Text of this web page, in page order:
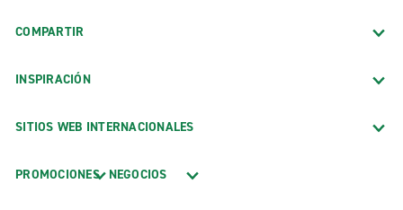
COMPARTIR
INSPIRACIÓN
SITIOS WEB INTERNACIONALES
PROMOCIONES NEGOCIOS